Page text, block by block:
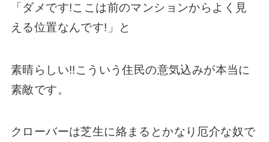
「ダメです!ここは前のマンションからよく見
える位置なんです!」と
素晴らしい!!こういう住民の意気込みが本当に
素敵です。
クローバーは芝生に絡まるとかなり厄介な奴で